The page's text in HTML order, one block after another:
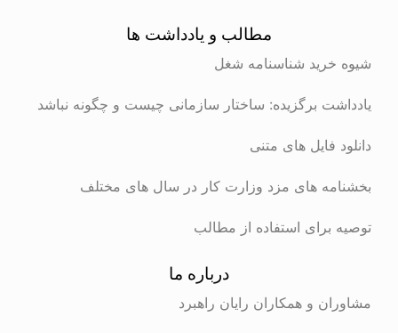
مطالب و یادداشت ها
شناسنامه شغل
برگزیده: ساختار سازمانی چیست و چگونه نباشد
فایل های متنی
های مزد وزارت کار در سال های مختلف
استفاده از مطالب
و همکاران رایان راهبرد